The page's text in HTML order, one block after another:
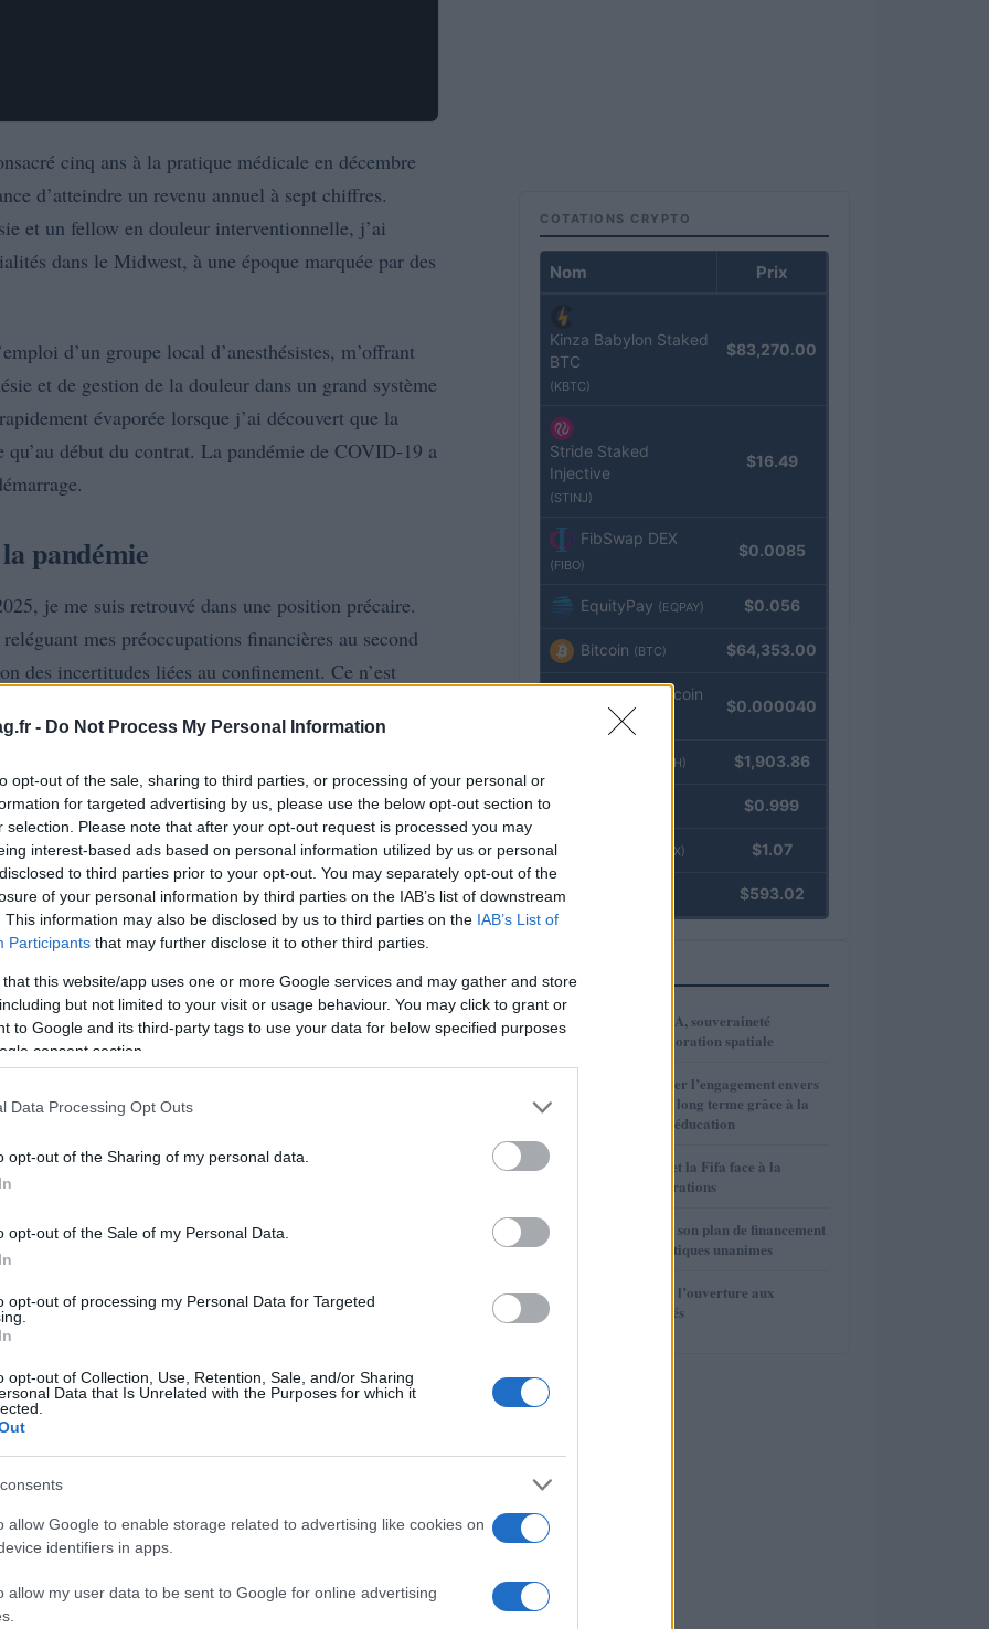
- Do Not Process My Personal Information
opt-out of the sale, sharing to third parties, or processing of your personal or
for targeted advertising by us, please use the below opt-out section to
selection. Please note that after your opt-out request is processed you may
interest-based ads based on personal information utilized by us or personal
to third parties prior to your opt-out. You may separately opt-out of the
of your personal information by third parties on the IAB’s list of downstream
This information may also be disclosed by us to third parties on the IAB’s List of
Participants that may further disclose it to other third parties.
that this website/app uses one or more Google services and may gather and store
but not limited to your visit or usage behaviour. You may click to grant or
to Google and its third-party tags to use your data for below specified purposes
consent section.
Data Processing Opt Outs
opt-out of the Sharing of my personal data.
opt-out of the Sale of my Personal Data.
opt-out of processing my Personal Data for Targeted
opt-out of Collection, Use, Retention, Sale, and/or Sharing
Data that Is Unrelated with the Purposes for which it
allow Google to enable storage related to advertising like cookies on
identifiers in apps.
allow my user data to be sent to Google for online advertising
cinq ans à la pratique médicale en décembre
d’atteindre un revenu annuel à sept chiffres.
et un fellow en douleur interventionnelle, j’ai
dans le Midwest, à une époque marquée par des
d’un groupe local d’anesthésistes, m’offrant
et de gestion de la douleur dans un grand système
évaporée lorsque j’ai découvert que la
qu’au début du contrat. La pandémie de COVID-19 a
pandémie
je me suis retrouvé dans une position précaire.
mes préoccupations financières au second
des incertitudes liées au confinement. Ce n’est
2025, mes journées étaient chargées, comptant
salaire de base conséquent, j’hésitais à prendre
ma sécurité d’emploi et ma capacité à
référence était constitué d’environ 55 médecins
des départements de neurochirurgie et
des frais
de procédures, le reste étant constitué de
rentabilité, où mes collections mensuelles
salaire. À partir de ce moment, j’ai commencé à
l’excédent de mes collections.
COTATIONS CRYPTO
Nom Prix
Kinza Babylon Staked
BTC
(KBTC)
$83,270.00
Stride Staked
Injective
(STINJ)
$16.49
FibSwap DEX
(FIBO)
$0.0085
EquityPay (EQPAY) $0.056
Bitcoin (BTC) $64,353.00
VNST Stablecoin
$0.000040
(ETH) $1,903.86
$0.999
(USDEX) $1.07
$593.02
1 VivaTech 2026 : IA, souveraineté
numérique et exploration spatiale
Comment renforcer l’engagement envers
l’investissement à long terme grâce à la
psychologie et à l’éducation
3
Gianni Infantino et la Fifa face à la
rébellion des fédérations
4
La Fifa renonce à son plan de financement
privé face aux critiques unanimes
5
La Fifa renonce à l’ouverture aux
investisseurs privés